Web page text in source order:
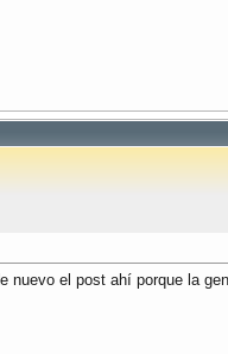
el post ahí porque la